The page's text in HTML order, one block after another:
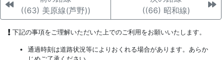
((63) 美原線(芦野))
((66) 昭和線)
下記の事項をご理解いただいた上でのご利用をお願いいたします。
通過時刻は道路状況等によりおくれる場合があります。あらか